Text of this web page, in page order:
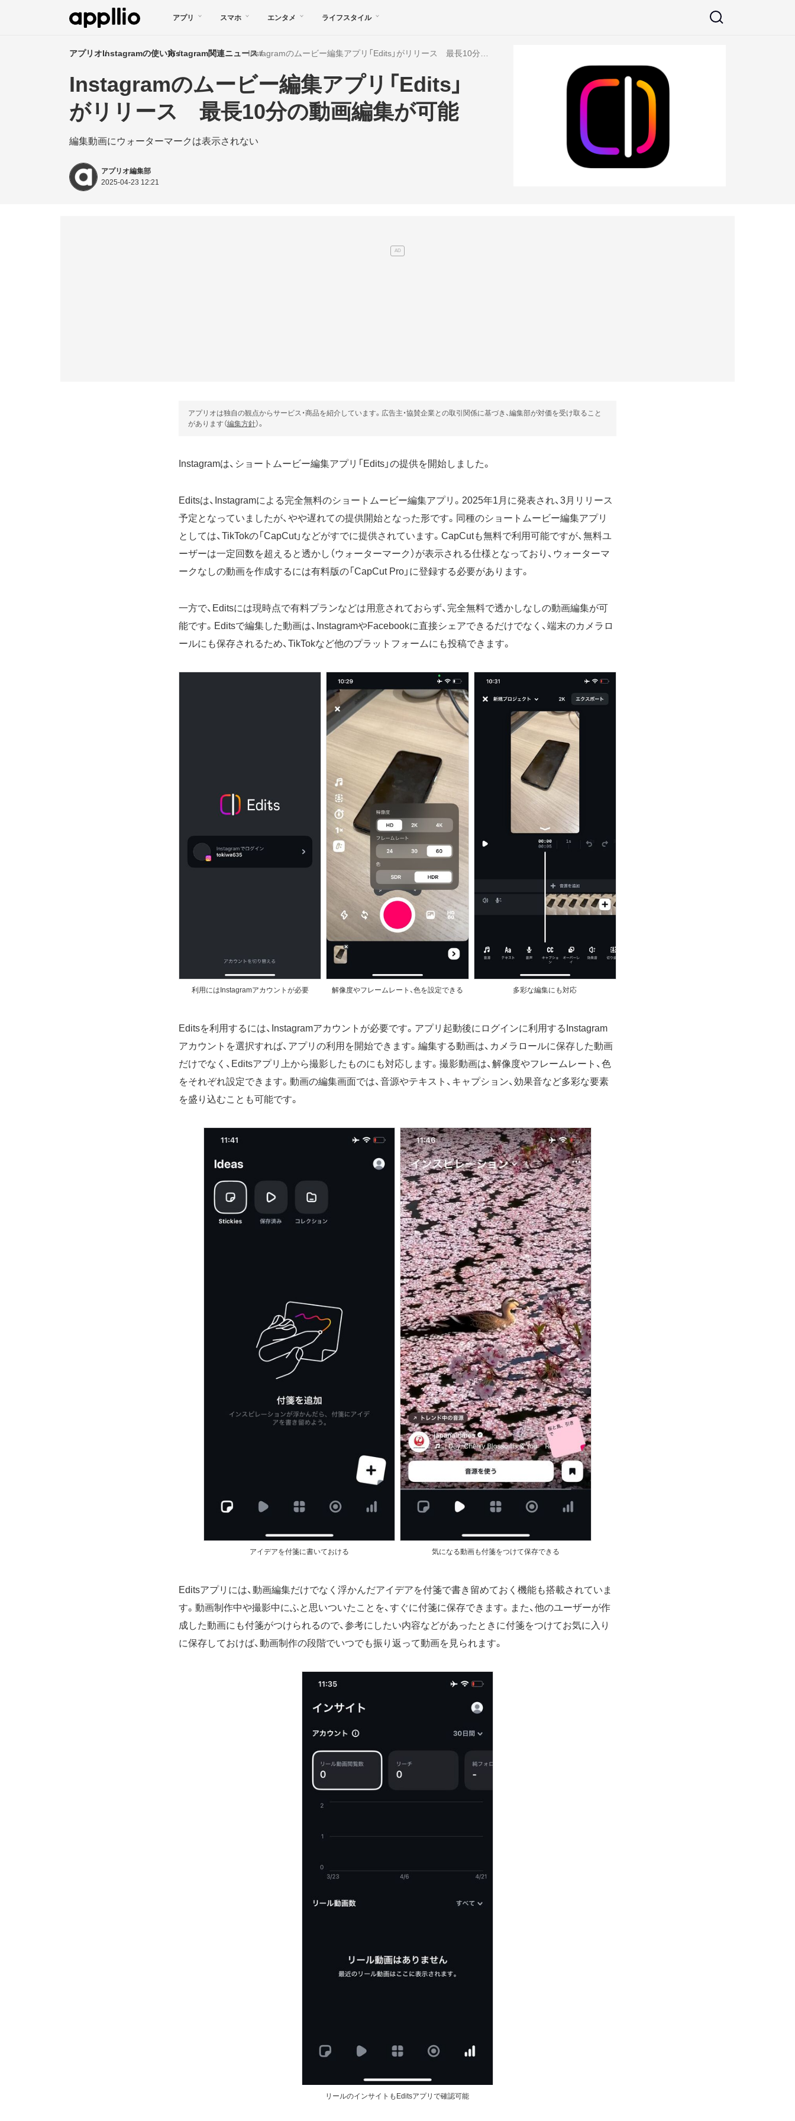
アプリ スマホ エンタメ ライフスタイル
アプリオInstagramの使い方Instagram関連ニュース
Instagramのムービー編集アプリ「Edits」
がリリース 最長10分の動画編集が可能
編集動画にウォーターマークは表示されない
アプリオ編集部
2025-04-23 12:21
アプリオは独自の観点からサービス・商品を紹介しています。広告主・協賛企業との取引関係に基づき、編集部が対価を受け取ること
があります（編集方針）。
Instagramは、ショートムービー編集アプリ「Edits」の提供を開始しました。
Editsは、Instagramによる完全無料のショートムービー編集アプリ。2025年1月に発表され、3月リリース
予定となっていましたが、やや遅れての提供開始となった形です。同種のショートムービー編集アプリ
としては、TikTokの「CapCut」などがすでに提供されています。CapCutも無料で利用可能ですが、無料ユ
ーザーは一定回数を超えると透かし（ウォーターマーク）が表示される仕様となっており、ウォーターマ
ークなしの動画を作成するには有料版の「CapCut Pro」に登録する必要があります。
一方で、Editsには現時点で有料プランなどは用意されておらず、完全無料で透かしなしの動画編集が可
能です。Editsで編集した動画は、InstagramやFacebookに直接シェアできるだけでなく、端末のカメラロ
ールにも保存されるため、TikTokなど他のプラットフォームにも投稿できます。
利用にはInstagramアカウントが必要 解像度やフレームレート、色を設定できる 多彩な編集にも対応
Editsを利用するには、Instagramアカウントが必要です。アプリ起動後にログインに利用するInstagram
アカウントを選択すれば、アプリの利用を開始できます。編集する動画は、カメラロールに保存した動画
だけでなく、Editsアプリ上から撮影したものにも対応します。撮影動画は、解像度やフレームレート、色
をそれぞれ設定できます。動画の編集画面では、音源やテキスト、キャプション、効果音など多彩な要素
を盛り込むことも可能です。
アイデアを付箋に書いておける 気になる動画も付箋をつけて保存できる
Editsアプリには、動画編集だけでなく浮かんだアイデアを付箋で書き留めておく機能も搭載されていま
す。動画制作中や撮影中にふと思いついたことを、すぐに付箋に保存できます。また、他のユーザーが作
成した動画にも付箋がつけられるので、参考にしたい内容などがあったときに付箋をつけてお気に入り
に保存しておけば、動画制作の段階でいつでも振り返って動画を見られます。
リールのインサイトもEditsアプリで確認可能